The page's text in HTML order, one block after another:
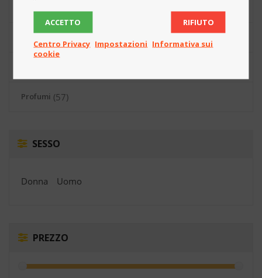
Make-Up
Profumi (57)
SESSO
Donna Uomo
PREZZO
ACCETTO RIFIUTO
Centro Privacy Impostazioni Informativa sui
cookie